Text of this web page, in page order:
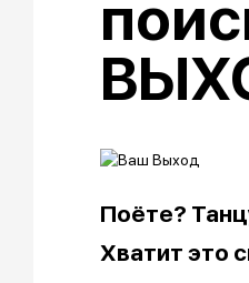
Поёте?
Хватит это